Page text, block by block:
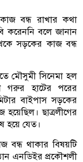
কাজ বন্ধ রাখার কথা
করেননি বলে জানান
সড়কের কাজ বন্ধ
মৌসুমী সিনেমা হল
গরুর হাটের পরের
বাইপাস সড়কের
হয়েছিল। ছাত্রলীগের
হয়ে যেত।
বন্ধ থাকার বিষয়টি
এনডিইর প্রকৌশলী